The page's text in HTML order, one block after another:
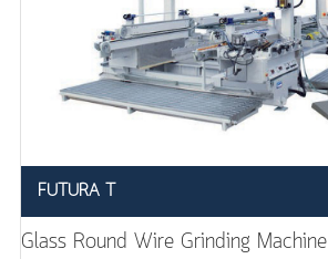
FUTURA T
Glass Round Wire Grinding Machine